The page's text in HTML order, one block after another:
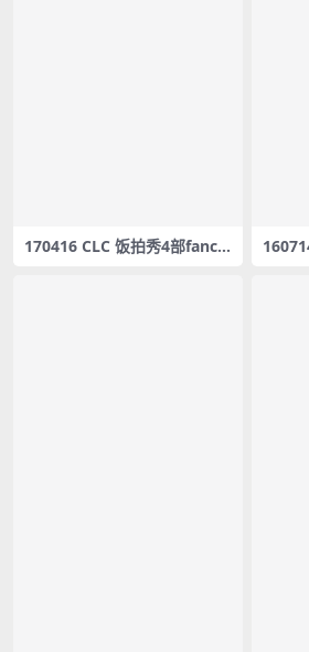
170416 CLC 饭拍秀4部fanca